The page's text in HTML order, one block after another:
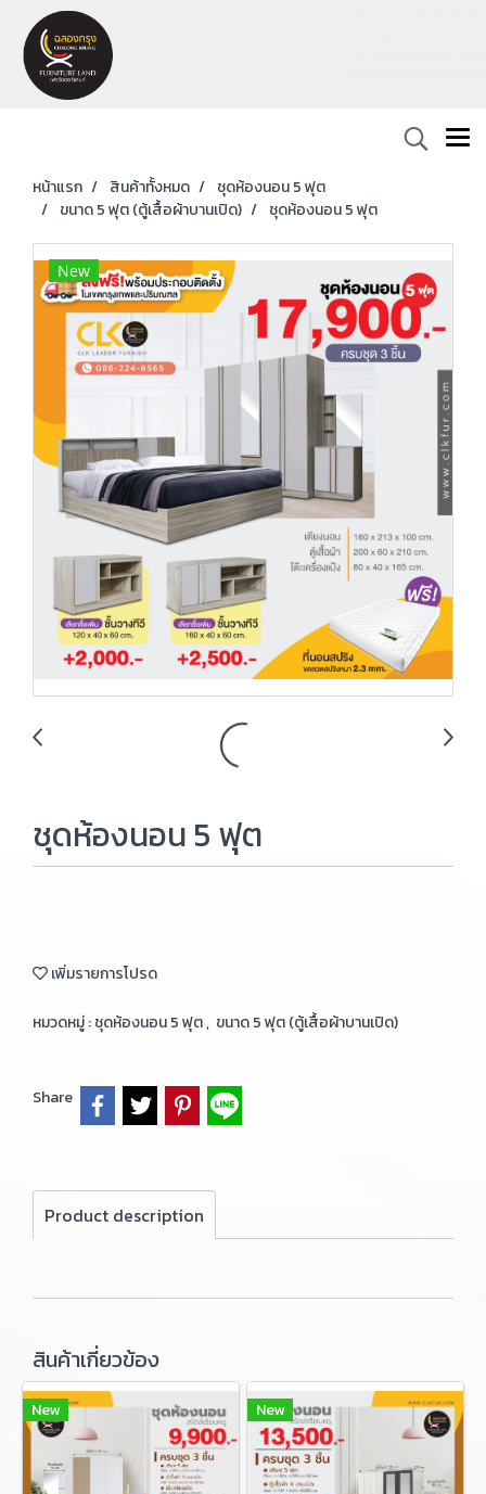
หน้าแรก สินค้าทั้งหมด
ชุดห้องนอน 5 ฟุต
ขนาด 5 ฟุต (ตู้เสื้อผ้าบานเปิด)
ชุดห้องนอน 5 ฟุต
New
ชุดห้องนอน 5 ฟุต
เพิ่มรายการโปรด
หมวดหมู่ :ชุดห้องนอน 5 ฟุต, ขนาด 5 ฟุต (ตู้เสื้อผ้าบานเปิด)
Share
Product description
สินค้าเกี่ยวข้อง
New New